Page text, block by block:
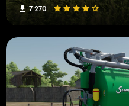
7 270